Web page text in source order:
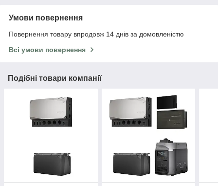
Умови повернення
Повернення товару впродовж 14 днів за домовленістю
Всі умови повернення
Подібні товари компанії